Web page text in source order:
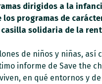
dirigidos a la
los programas de
casilla solidaria de la
de niños y niñas, así
informe de Save the
en qué entornos y